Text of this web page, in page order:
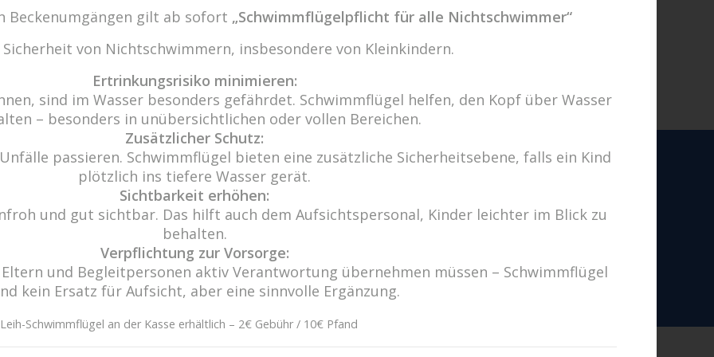
Wir freuen uns auf Sie!
Haben Sie Fragen? Wir kümmern uns drum!
Eine Nachricht schreiben
Beckenumgängen gilt ab sofort „Schwimmflügelpflicht für alle Nichtschwimmer“
von Nichtschwimmern, insbesondere von Kleinkindern.
Ertrinkungsrisiko minimieren:
sind im Wasser besonders gefährdet. Schwimmflügel helfen, den Kopf über Wasser
– besonders in unübersichtlichen oder vollen Bereichen.
Zusätzlicher Schutz:
passieren. Schwimmflügel bieten eine zusätzliche Sicherheitsebene, falls ein Kind
plötzlich ins tiefere Wasser gerät.
Sichtbarkeit erhöhen:
und gut sichtbar. Das hilft auch dem Aufsichtspersonal, Kinder leichter im Blick zu
behalten.
Verpflichtung zur Vorsorge:
und Begleitpersonen aktiv Verantwortung übernehmen müssen – Schwimmflügel
kein Ersatz für Aufsicht, aber eine sinnvolle Ergänzung.
Leih-Schwimmflügel an der Kasse erhältlich – 2€ Gebühr / 10€ Pfand